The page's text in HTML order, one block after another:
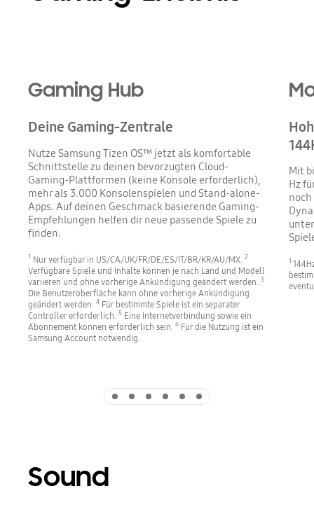
Gaming Hub
Deine Gaming-Zentrale
Nutze Samsung Tizen OS™ jetzt als komfortable
Schnittstelle zu deinen bevorzugten Cloud-
Gaming-Plattformen (keine Konsole erforderlich),
mehr als 3.000 Konsolenspielen und Stand-alone-
Apps. Auf deinen Geschmack basierende Gaming-
Empfehlungen helfen dir neue passende Spiele zu
finden.
1 Nur verfügbar in US/CA/UK/FR/DE/ES/IT/BR/KR/AU/MX. 2
Verfügbare Spiele und Inhalte können je nach Land und Modell
variieren und ohne vorherige Ankündigung geändert werden. 3
Die Benutzeroberfläche kann ohne vorherige Ankündigung
geändert werden. 4Für bestimmte Spiele ist ein separater
Controller erforderlich. 5 Eine Internetverbindung sowie ein
Abonnement können erforderlich sein. 6Für die Nutzung ist ein
Samsung Account notwendig.
Mit
Hz
1
Sound